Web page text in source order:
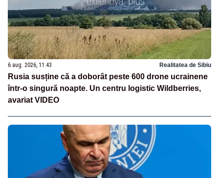
6 aug. 2026, 11:43 Realitatea de Sibiu
Rusia susține că a doborât peste 600 drone ucrainene
într-o singură noapte. Un centru logistic Wildberries,
avariat VIDEO